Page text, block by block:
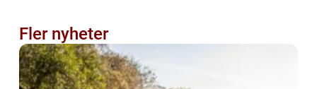
Fler nyheter